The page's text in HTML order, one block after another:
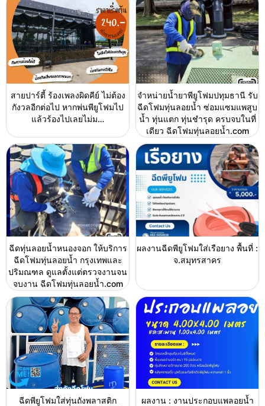
สายปาร์ตี้ ร้องเพลงผิดคีย์ ไม่ต้อง
กังวลอีกต่อไป หากพ่นพียูโฟมไป
แล้วร้องไปเลยไม่ม…
จำหน่ายน้ำยาพียูโฟมปทุมธานี รับ
ฉีดโฟมทุ่นลอยน้ำ ซ่อมแซมแพสูบ
น้ำ ทุ่นแตก ทุ่นชำรุด ครบจบในที่
เดียว ฉีดโฟมทุ่นลอยน้ำ.com
ฉีดทุ่นลอยน้ำหนองจอก ให้บริการ
ฉีดโฟมทุ่นลอยน้ำ กรุงเทพและ
ปริมณฑล ดูแลตั้งแต่ตรวจงานจน
จบงาน ฉีดโฟมทุ่นลอยน้ำ.com
ผลงานฉีดพียูโฟมใส่เรือยาง พื้นที่ :
จ.สมุทรสาคร
ฉีดพียูโฟมใส่ทุ่นถังพลาสติก
ผลงาน : งานประกอบแพลอยน้ำ